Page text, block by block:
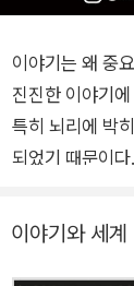
이야기는 왜 중요한가 우리는 왜 이야기를 할까
진진한 이야기
특히 뇌리에 박
되었기 때문이다
Homo narrans’
이야기와 세계